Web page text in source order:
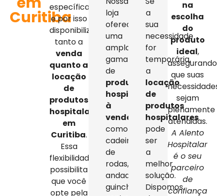
Curitiba
específicas,
e por isso
disponibilizamos
tanto a
venda
quanto a
locação
de
produtos
hospitalares
em
Curitiba.
Essa
flexibilidade
possibilita
que você
opte pela
loja
oferece
uma
ampla
gama
de
produtos
hospitalares
à
venda
como
cadeiras
de
rodas,
andadores,
guinchos,
a
sua
necessidade
for
temporária,
a
locação
de
produtos
hospitalares
pode
ser
a
melhor
solução.
Dispomos
na
escolha
do
produto
ideal,
assegurando
que suas
sejam
plenamente
atendidas.
A Alento
Hospitalar
é o seu
parceiro
de
confiança